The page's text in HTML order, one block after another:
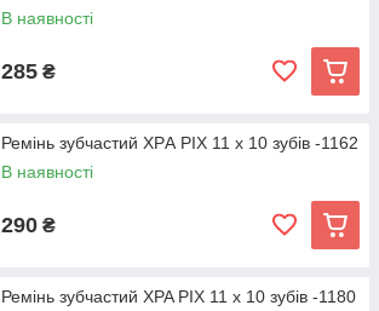
В наявності
285 ₴
Ремінь зубчастий XPА PIX 11 х 10 зубів -1162
В наявності
290 ₴
Ремінь зубчастий XPA PIX 11 х 10 зубів -1180